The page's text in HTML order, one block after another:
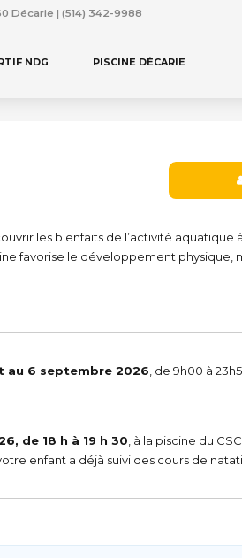
Décarie | (514) 342-9988
NDG PISCINE DÉCARIE
les bienfaits de l’activité aquatique
favorise le développement physique,
au 6 septembre 2026 , de 9h00 à
de 18 h à 19 h 30 , à la piscine du
enfant a déjà suivi des cours de